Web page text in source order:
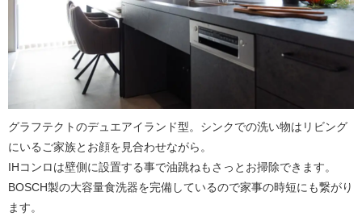
グラフテクトのデュエアイランド型。シンクでの洗い物はリビング
にいるご家族とお顔を見合わせながら。
IHコンロは壁側に設置する事で油跳ねもさっとお掃除できます。
BOSCH製の大容量食洗器を完備しているので家事の時短にも繋がり
ます。